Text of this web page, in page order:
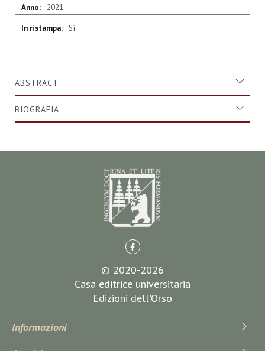
2021
Sì
ABSTRACT
BIOGRAFIA
© 2020-2026
Casa editrice universitaria
Edizioni dell'Orso
Informazioni